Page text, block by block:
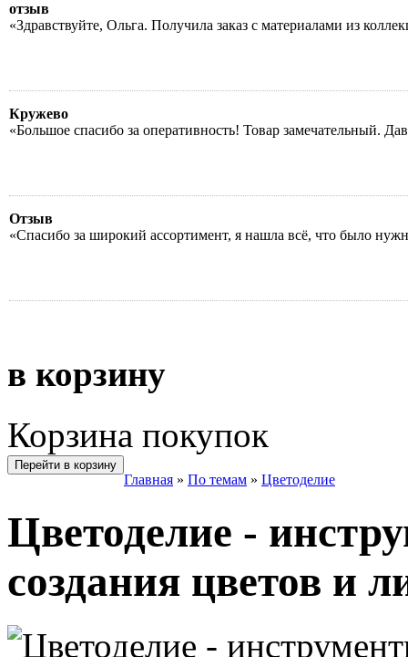
отзыв
«Здравствуйте, Ольга. Получила заказ с материалами из
Кружево
«Большое спасибо за оперативность! Товар замечательный.
Отзыв
«Спасибо за широкий ассортимент, я нашла всё, что было
в корзину
Корзина покупок
Перейти в корзину
Главная » По темам » Цветоделие
Цветоделие -
создания цветов и